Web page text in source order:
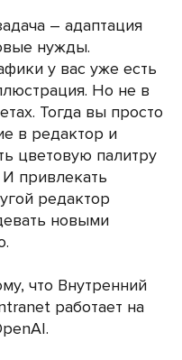
– адаптация
нужды.
у вас уже есть
Но не в
Тогда вы просто
в редактор и
цветовую палитру
привлекать
редактор
новыми
что Внутренний
работает на